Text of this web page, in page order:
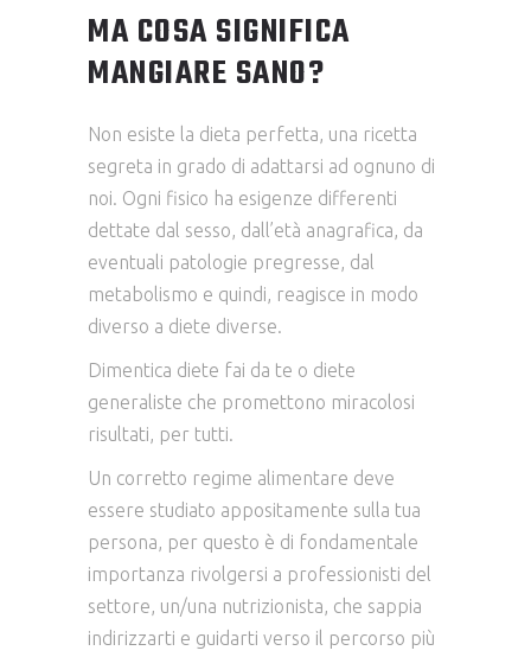
MA COSA SIGNIFICA
MANGIARE SANO?
Non esiste la dieta perfetta, una ricetta
segreta in grado di adattarsi ad ognuno di
noi. Ogni fisico ha esigenze differenti
dettate dal sesso, dall’età anagrafica, da
eventuali patologie pregresse, dal
metabolismo e quindi, reagisce in modo
diverso a diete diverse.
Dimentica diete fai da te o diete
generaliste che promettono miracolosi
risultati, per tutti.
Un corretto regime alimentare deve
essere studiato appositamente sulla tua
persona, per questo è di fondamentale
importanza rivolgersi a professionisti del
settore, un/una nutrizionista, che sappia
indirizzarti e guidarti verso il percorso più